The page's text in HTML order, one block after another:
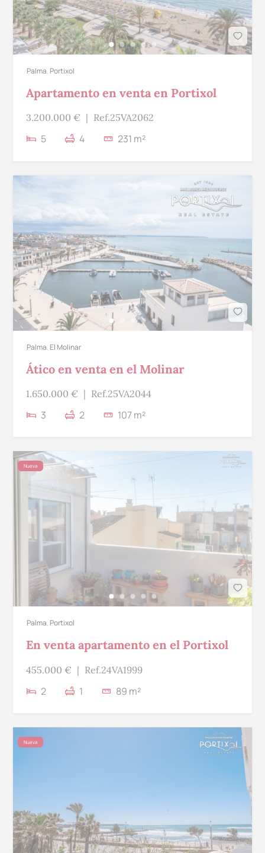
Palma, Portixol
Apartamento en venta en Portixol
3.200.000 € | Ref.25VA2062
5 4 231 m²
Palma, El Molinar
Ático en venta en el Molinar
1.650.000 € | Ref.25VA2044
3 2 107 m²
Nueva
Palma, Portixol
En venta apartamento en el Portixol
455.000 € | Ref.24VA1999
2 1 89 m²
Nueva